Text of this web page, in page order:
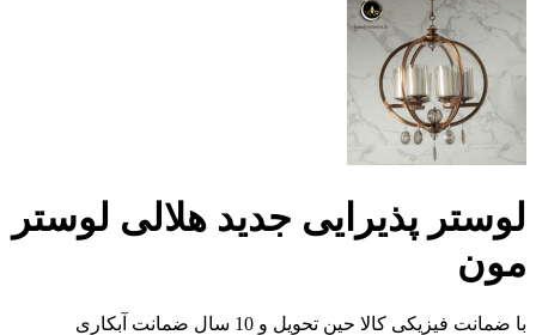
لوستر پذیرایی جدید هلالی لوستر
مون
با ضمانت فیزیکی کالا حین تحویل و 10 سال ضمانت آبکاری